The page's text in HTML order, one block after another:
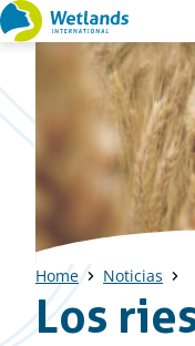
Ir
contenido
Home Noticias
Los